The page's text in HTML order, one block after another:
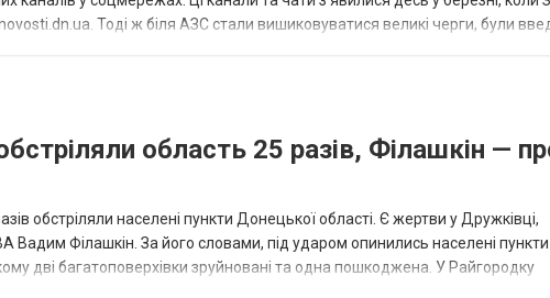
Тоді ж біля АЗС стали вишиковуватися великі черги, були
область 25 разів, Філашкін —
обстріляли населені пункти Донецької області. Є жертви у Дружківці,
Вадим Філашкін. За його словами, під ударом опинились населені пункти
дві багатоповерхівки зруйновані та одна пошкоджена. У Райгородку